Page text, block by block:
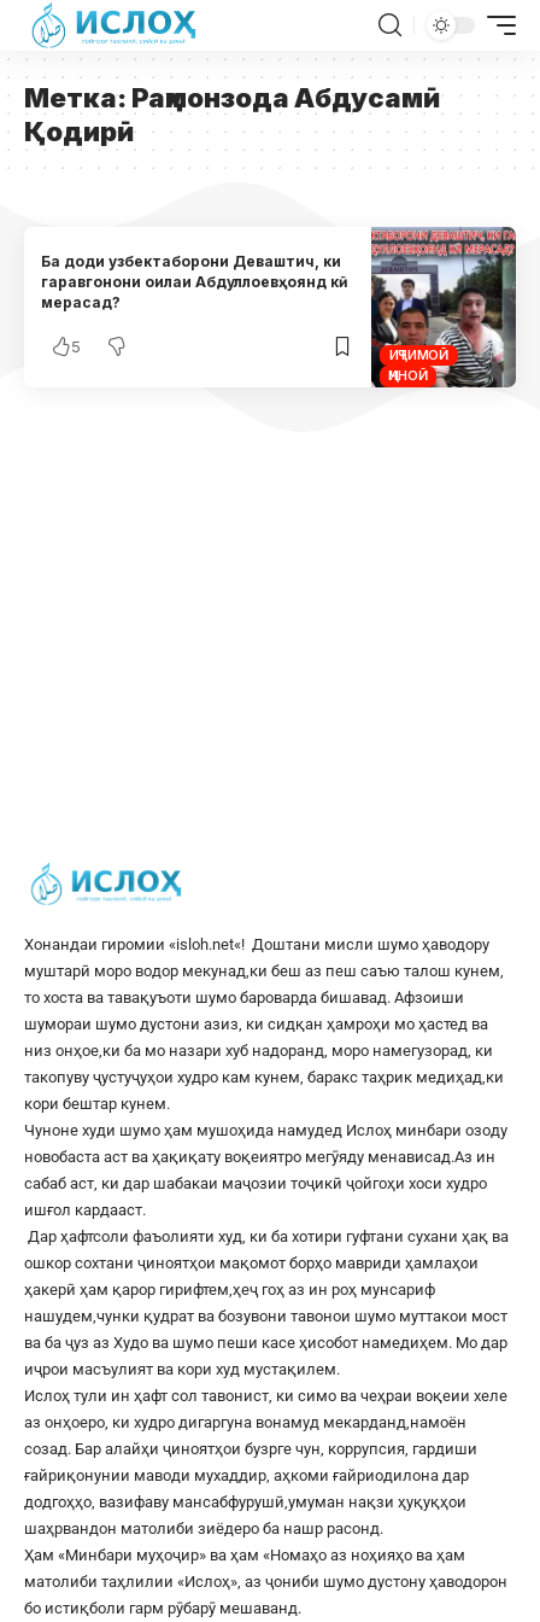
Метка: Раҳмонзода Абдусамӣ
Қодирӣ
ИҶТИМОӢ
ҶИНОӢ
Ба доди узбектаборони Деваштич, ки
гаравгонони оилаи Абдуллоевҳоянд кӣ
мерасад?
5
Хонандаи гиромии «isloh.net«! Доштани мисли шумо ҳаводору
муштарӣ моро водор мекунад,ки беш аз пеш саъю талош кунем,
то хоста ва тавақуъоти шумо бароварда бишавад. Афзоиши
шумораи шумо дустони азиз, ки сидқан ҳамроҳи мо ҳастед ва
низ онҳое,ки ба мо назари хуб надоранд, моро намегузорад, ки
такопуву ҷустуҷуҳои худро кам кунем, баракс таҳрик медиҳад,ки
кори бештар кунем.
Чуноне худи шумо ҳам мушоҳида намудед Ислоҳ минбари озоду
новобаста аст ва ҳақиқату воқеиятро мегӯяду менависад.Аз ин
сабаб аст, ки дар шабакаи маҷозии тоҷикӣ ҷойгоҳи хоси худро
ишғол кардааст.
Дар ҳафтсоли фаъолияти худ, ки ба хотири гуфтани сухани ҳақ ва
ошкор сохтани ҷиноятҳои мақомот борҳо мавриди ҳамлаҳои
ҳакерӣ ҳам қарор гирифтем,ҳеҷ гоҳ аз ин роҳ мунсариф
нашудем,чунки қудрат ва бозувони тавонои шумо муттакои мост
ва ба ҷуз аз Худо ва шумо пеши касе ҳисобот намедиҳем. Мо дар
иҷрои масъулият ва кори худ мустақилем.
Ислоҳ тули ин ҳафт сол тавонист, ки симо ва чеҳраи воқеии хеле
аз онҳоеро, ки худро дигаргуна вонамуд мекарданд,намоён
созад. Бар алайҳи ҷиноятҳои бузрге чун, коррупсия, гардиши
ғайриқонунии маводи мухаддир, аҳкоми ғайриодилона дар
додгоҳҳо, вазифаву мансабфурушӣ,умуман нақзи ҳуқуқҳои
шаҳрвандон матолиби зиёдеро ба нашр расонд.
Ҳам «Минбари муҳоҷир» ва ҳам «Номаҳо аз ноҳияҳо ва ҳам
матолиби таҳлилии «Ислоҳ», аз ҷониби шумо дустону ҳаводорон
бо истиқболи гарм рӯбарӯ мешаванд.